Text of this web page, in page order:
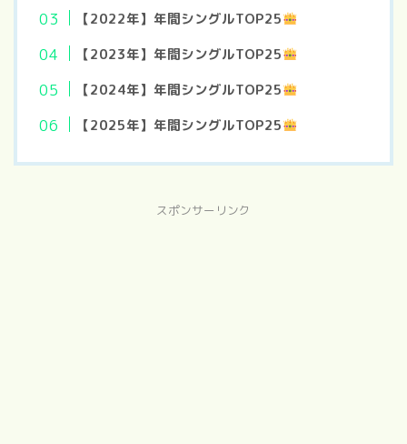
【2022年】年間シングルTOP25
【2023年】年間シングルTOP25
【2024年】年間シングルTOP25
【2025年】年間シングルTOP25
スポンサーリンク